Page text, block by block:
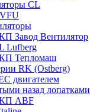
CL
Завод Вентилятор
Lufberg
Тепломаш
RK (Ostberg)
двигателем
назад лопатками
ABF